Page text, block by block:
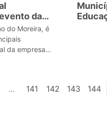
da
do Moreira, é
da empresa
... 141 142 143 144